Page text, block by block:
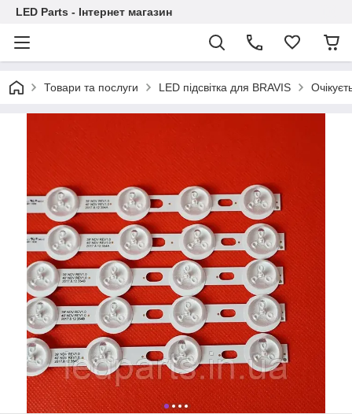
LED Parts - Інтернет магазин
Товари та послуги LED підсвітка для BRAVIS